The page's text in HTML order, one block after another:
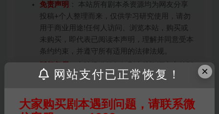
免责声明 ： 本站所有剧本杀资源均为网友分享
投稿+个人整理而来，仅供学习研究使用，请勿
用于商业用途!任何人访问、浏览本站，购买或
未购买，即代表已阅读本声明，理解并同意受本
条约约束，并遵守所有适用的法律法规。
权均属于机关版权或权利人。如有侵权，请发邮
448271243@qq.com，如若情况属实，我们将
会在三天内下架相关剧本攻略。
×
网站支付已正常恢复！
大家购买剧本遇到问题，请联系微